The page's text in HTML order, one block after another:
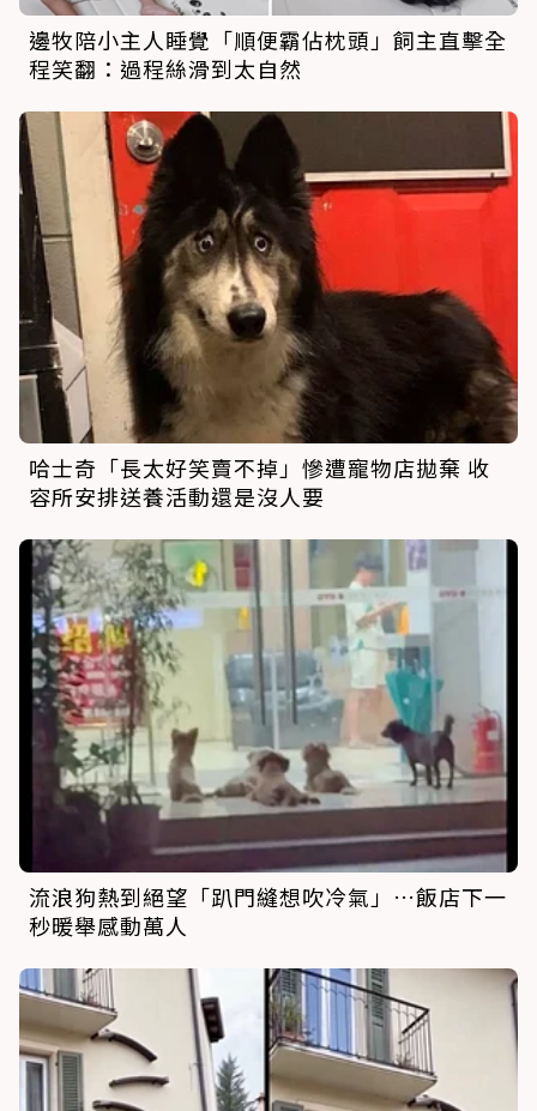
邊牧陪小主人睡覺「順便霸佔枕頭」飼主直擊全
程笑翻：過程絲滑到太自然
哈士奇「長太好笑賣不掉」慘遭寵物店拋棄 收
容所安排送養活動還是沒人要
流浪狗熱到絕望「趴門縫想吹冷氣」…飯店下一
秒暖舉感動萬人